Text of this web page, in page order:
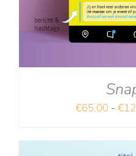
€65.00 - €